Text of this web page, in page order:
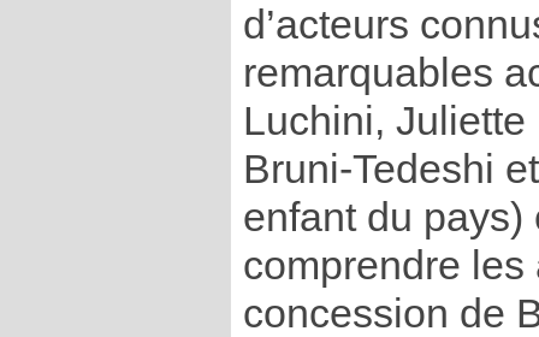
d’acteurs
remarquables
Luchini,
Bruni-Tedeshi
enfant du pays)
comprendre les
concession de